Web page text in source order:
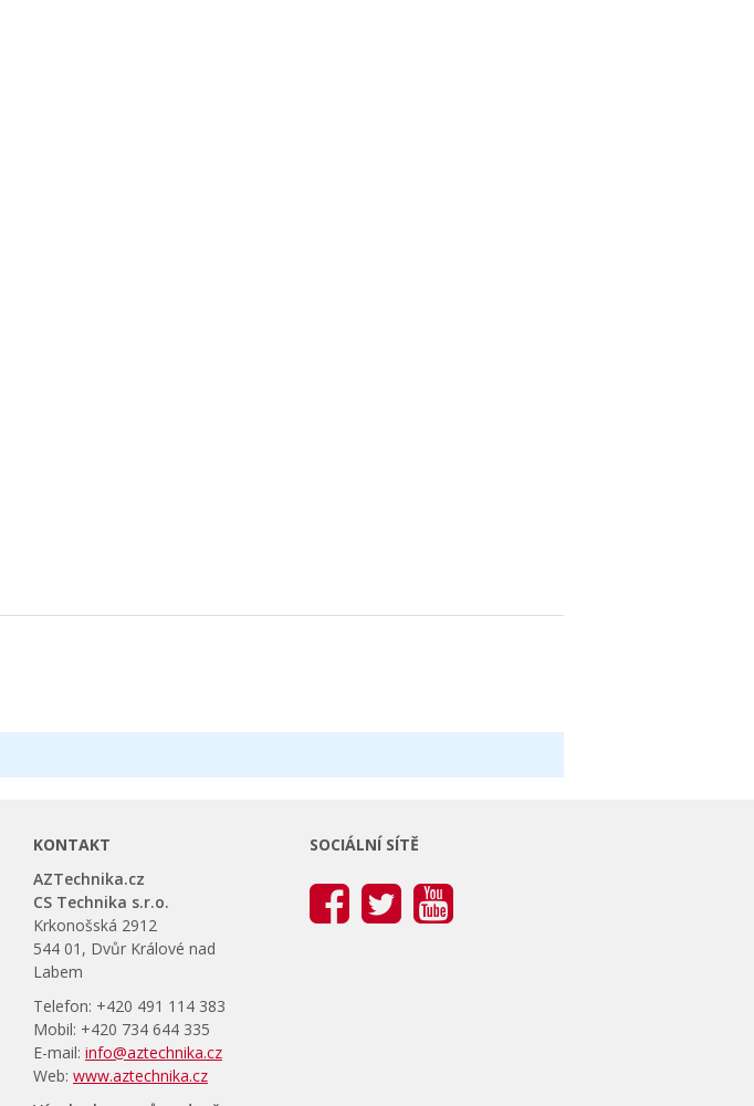
KONTAKT
AZTechnika.cz
CS Technika s.r.o.
Krkonošská 2912
544 01, Dvůr Králové nad
Labem
Telefon: +420 491 114 383
Mobil: +420 734 644 335
E-mail: info@aztechnika.cz
Web: www.aztechnika.cz
SOCIÁLNÍ SÍTĚ